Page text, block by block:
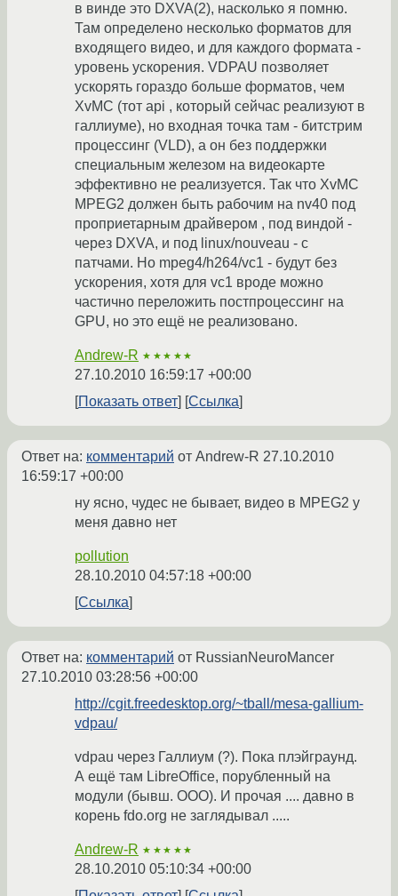
в винде это DXVA(2), насколько я помню.
Там определено несколько форматов для
входящего видео, и для каждого формата -
уровень ускорения. VDPAU позволяет
ускорять гораздо больше форматов, чем
XvMC (тот api , который сейчас реализуют в
галлиуме), но входная точка там - битстрим
процессинг (VLD), а он без поддержки
специальным железом на видеокарте
эффективно не реализуется. Так что XvMC
MPEG2 должен быть рабочим на nv40 под
проприетарным драйвером , под виндой -
через DXVA, и под linux/nouveau - с
патчами. Но mpeg4/h264/vc1 - будут без
ускорения, хотя для vc1 вроде можно
частично переложить постпроцессинг на
GPU, но это ещё не реализовано.
Andrew-R ★★★★★
27.10.2010 16:59:17 +00:00
Показать ответ
Ссылка
Ответ на: комментарий от Andrew-R 27.10.2010
16:59:17 +00:00
ну ясно, чудес не бывает, видео в MPEG2 у
меня давно нет
pollution
28.10.2010 04:57:18 +00:00
Ссылка
Ответ на: комментарий от RussianNeuroMancer
27.10.2010 03:28:56 +00:00
http://cgit.freedesktop.org/~tball/mesa-gallium-
vdpau/
vdpau через Галлиум (?). Пока плэйграунд.
А ещё там LibreOffice, порубленный на
модули (бывш. OOO). И прочая .... давно в
корень fdo.org не заглядывал .....
Andrew-R ★★★★★
28.10.2010 05:10:34 +00:00